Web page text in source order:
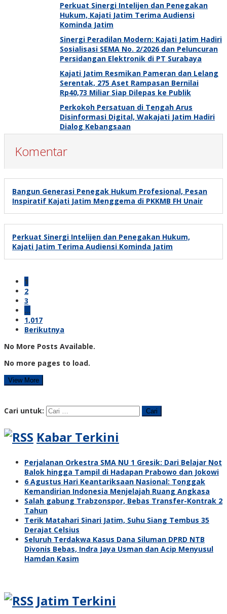
Perkuat Sinergi Intelijen dan Penegakan
Hukum, Kajati Jatim Terima Audiensi
Kominda Jatim
Sinergi Peradilan Modern: Kajati Jatim Hadiri
Sosialisasi SEMA No. 2/2026 dan Peluncuran
Persidangan Elektronik di PT Surabaya
Kajati Jatim Resmikan Pameran dan Lelang
Serentak, 275 Aset Rampasan Bernilai
Rp40,73 Miliar Siap Dilepas ke Publik
Perkokoh Persatuan di Tengah Arus
Disinformasi Digital, Wakajati Jatim Hadiri
Dialog Kebangsaan
Komentar
Bangun Generasi Penegak Hukum Profesional, Pesan
Inspiratif Kajati Jatim Menggema di PKKMB FH Unair
Perkuat Sinergi Intelijen dan Penegakan Hukum,
Kajati Jatim Terima Audiensi Kominda Jatim
1
2
3
…
1,017
Berikutnya
No More Posts Available.
No more pages to load.
View More
Cari untuk:
Kabar Terkini
Perjalanan Orkestra SMA NU 1 Gresik: Dari Belajar Not
Balok hingga Tampil di Hadapan Prabowo dan Jokowi
6 Agustus Hari Keantariksaan Nasional: Tonggak
Kemandirian Indonesia Menjelajah Ruang Angkasa
Salah gabung Trabzonspor, Bebas Transfer-Kontrak 2
Tahun
Terik Matahari Sinari Jatim, Suhu Siang Tembus 35
Derajat Celsius
Seluruh Terdakwa Kasus Dana Siluman DPRD NTB
Divonis Bebas, Indra Jaya Usman dan Acip Menyusul
Hamdan Kasim
Jatim Terkini